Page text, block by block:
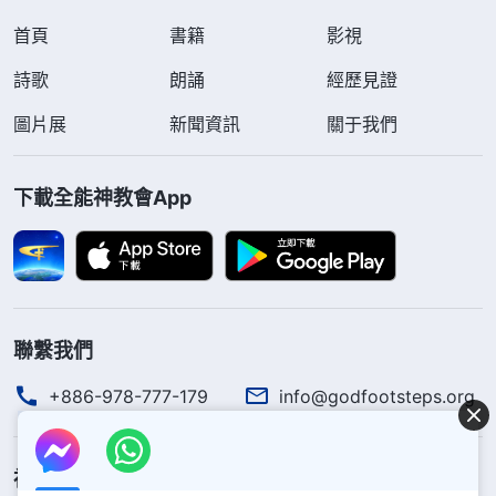
首頁 書籍
影視
詩歌
朗誦
經歷見證
圖片展
新聞資訊 關于我們
下載全能神教會App
聯繫我們
+886-978-777-179 info@godfootsteps.org
神的國度降臨了